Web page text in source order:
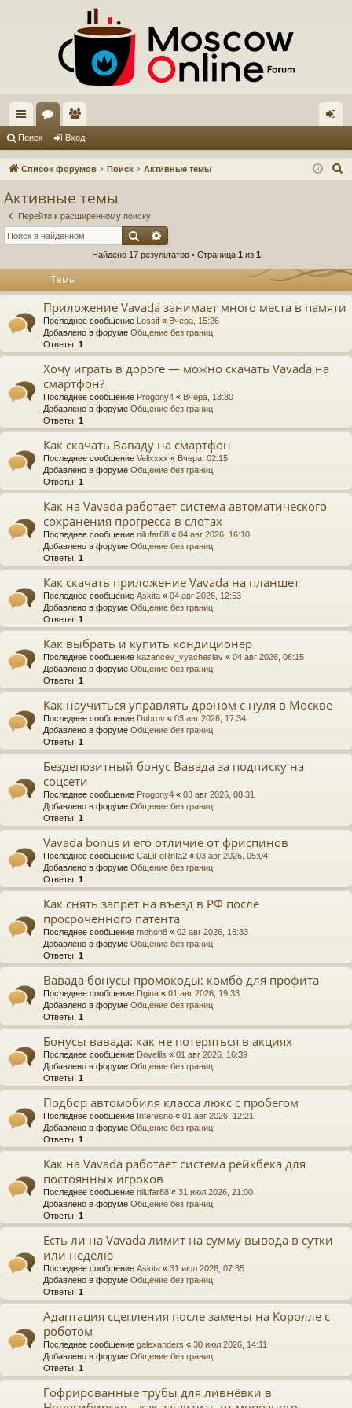
с
ы ум
ол
ьз
ел
д
Поиск Вход
Список форумов Поиск Активные темы
Активные темы
Перейти к расширенному поиску
Поиск
Найдено 17 результатов • Страница 1 из 1
Темы
Приложение Vavada занимает много места в памяти
Последнее сообщение Lossif « Вчера, 15:26
Добавлено в форуме Общение без границ
Ответы: 1
Хочу играть в дороге — можно скачать Vavada на
смартфон?
Последнее сообщение Progony4 « Вчера, 13:30
Добавлено в форуме Общение без границ
Ответы: 1
Как скачать Ваваду на смартфон
Последнее сообщение Velixxxx « Вчера, 02:15
Добавлено в форуме Общение без границ
Ответы: 1
Как на Vavada работает система автоматического
сохранения прогресса в слотах
Последнее сообщение nilufar88 « 04 авг 2026, 16:10
Добавлено в форуме Общение без границ
Ответы: 1
Как скачать приложение Vavada на планшет
Последнее сообщение Askita « 04 авг 2026, 12:53
Добавлено в форуме Общение без границ
Ответы: 1
Как выбрать и купить кондиционер
Последнее сообщение kazancev_vyacheslav « 04 авг 2026, 06:15
Добавлено в форуме Общение без границ
Ответы: 1
Как научиться управлять дроном с нуля в Москве
Последнее сообщение Dubrov « 03 авг 2026, 17:34
Добавлено в форуме Общение без границ
Ответы: 1
Бездепозитный бонус Вавада за подписку на
соцсети
Последнее сообщение Progony4 « 03 авг 2026, 08:31
Добавлено в форуме Общение без границ
Ответы: 1
Vavada bonus и его отличие от фриспинов
Последнее сообщение CaLiFoRnIa2 « 03 авг 2026, 05:04
Добавлено в форуме Общение без границ
Ответы: 1
Как снять запрет на въезд в РФ после
просроченного патента
Последнее сообщение mohon8 « 02 авг 2026, 16:33
Добавлено в форуме Общение без границ
Ответы: 1
Вавада бонусы промокоды: комбо для профита
Последнее сообщение Dgina « 01 авг 2026, 19:33
Добавлено в форуме Общение без границ
Ответы: 1
Бонусы вавада: как не потеряться в акциях
Последнее сообщение Dovelils « 01 авг 2026, 16:39
Добавлено в форуме Общение без границ
Ответы: 1
Подбор автомобиля класса люкс с пробегом
Последнее сообщение Interesno « 01 авг 2026, 12:21
Добавлено в форуме Общение без границ
Ответы: 1
Как на Vavada работает система рейкбека для
постоянных игроков
Последнее сообщение nilufar88 « 31 июл 2026, 21:00
Добавлено в форуме Общение без границ
Ответы: 1
Есть ли на Vavada лимит на сумму вывода в сутки
или неделю
Последнее сообщение Askita « 31 июл 2026, 07:35
Добавлено в форуме Общение без границ
Ответы: 1
Адаптация сцепления после замены на Королле с
роботом
Последнее сообщение galexanders « 30 июл 2026, 14:11
Добавлено в форуме Общение без границ
Ответы: 1
Гофрированные трубы для ливнёвки в